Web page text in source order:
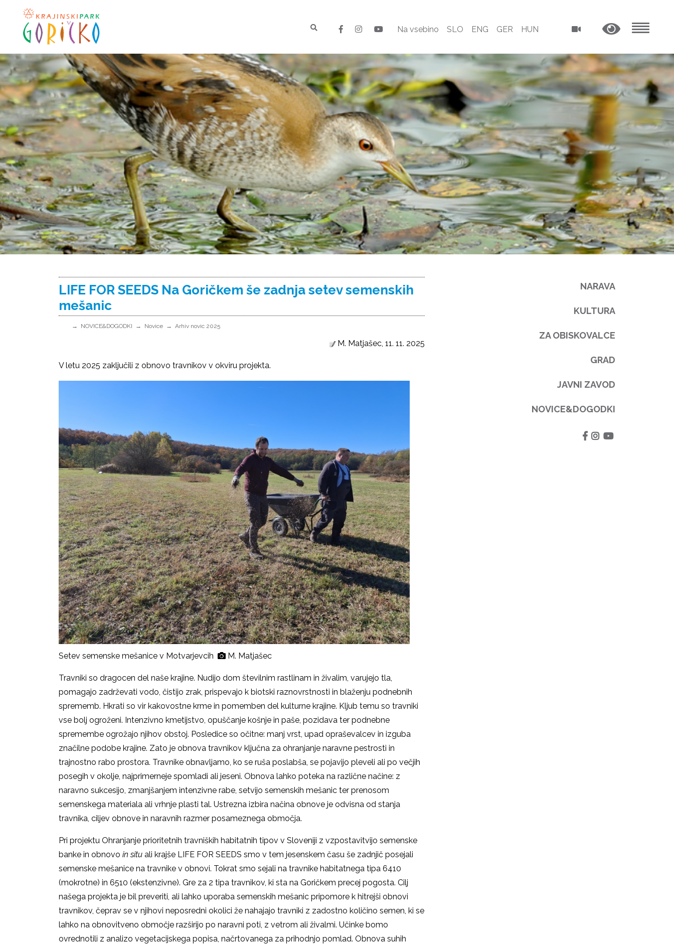
Na vsebino SLO ENG GER HUN
LIFE FOR SEEDS Na Goričkem še zadnja setev semenskih
mešanic
NOVICE&DOGODKI Novice Arhiv novic 2025
M. Matjašec, 11. 11. 2025
V letu 2025 zaključili z obnovo travnikov v okviru projekta.
Setev semenske mešanice v Motvarjevcih M. Matjašec
Travniki so dragocen del naše krajine. Nudijo dom številnim rastlinam in živalim, varujejo tla,
pomagajo zadrževati vodo, čistijo zrak, prispevajo k biotski raznovrstnosti in blaženju podnebnih
sprememb. Hkrati so vir kakovostne krme in pomemben del kulturne krajine. Kljub temu so travniki
vse bolj ogroženi. Intenzivno kmetijstvo, opuščanje košnje in paše, pozidava ter podnebne
spremembe ogrožajo njihov obstoj. Posledice so očitne: manj vrst, upad opraševalcev in izguba
značilne podobe krajine. Zato je obnova travnikov ključna za ohranjanje naravne pestrosti in
trajnostno rabo prostora. Travnike obnavljamo, ko se ruša poslabša, se pojavijo pleveli ali po večjih
posegih v okolje, najprimerneje spomladi ali jeseni. Obnova lahko poteka na različne načine: z
naravno sukcesijo, zmanjšanjem intenzivne rabe, setvijo semenskih mešanic ter prenosom
semenskega materiala ali vrhnje plasti tal. Ustrezna izbira načina obnove je odvisna od stanja
travnika, ciljev obnove in naravnih razmer posameznega območja.
Pri projektu Ohranjanje prioritetnih travniških habitatnih tipov v Sloveniji z vzpostavitvijo semenske
banke in obnovo in situ ali krajše LIFE FOR SEEDS smo v tem jesenskem času še zadnjič posejali
semenske mešanice na travnike v obnovi. Tokrat smo sejali na travnike habitatnega tipa 6410
(mokrotne) in 6510 (ekstenzivne). Gre za 2 tipa travnikov, ki sta na Goričkem precej pogosta. Cilj
našega projekta je bil preveriti, ali lahko uporaba semenskih mešanic pripomore k hitrejši obnovi
travnikov, čeprav se v njihovi neposredni okolici že nahajajo travniki z zadostno količino semen, ki se
lahko na obnovitveno območje razširijo po naravni poti, z vetrom ali živalmi. Učinke bomo
ovrednotili z analizo vegetacijskega popisa, načrtovanega za prihodnjo pomlad. Obnova suhih
NARAVA
KULTURA
ZA OBISKOVALCE
GRAD
JAVNI ZAVOD
NOVICE&DOGODKI